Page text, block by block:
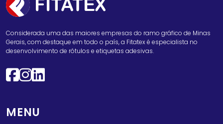
Considerada uma das maiores empresas do ramo gráfico de Minas
Gerais, com destaque em todo o país, a Fitatex é especialista no
desenvolvimento de rótulos e etiquetas adesivas.
MENU